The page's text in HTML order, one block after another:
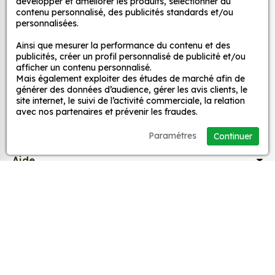
décoration ?
Une grande variété de motifs et de couleurs :
nos Sticker Sans Permis Aixam 2 sont
disponibles dans une large gamme de motifs et
de couleurs, ce qui vous permet de trouver le
sticker parfait pour votre décoration.
Une installation facile : nos stickers sont faciles
à installer, même pour les débutants. Il suffit de
les décoller de leur support et de les coller sur
la surface souhaitée. Vous pouvez vous aider
d’une raclette si besoin.
MPA Déco
Nos services
Nos sites
Aide
contenu personnalisé, des publicités standards et/ou
personnalisées.
Ainsi que mesurer la performance du contenu et des
publicités, créer un profil personnalisé de publicité et/ou
afficher un contenu personnalisé.
Mais également exploiter des études de marché afin de
générer des données d’audience, gérer les avis clients, le
site internet, le suivi de l’activité commerciale, la relation
avec nos partenaires et prévenir les fraudes.
Continuer
Paramétres